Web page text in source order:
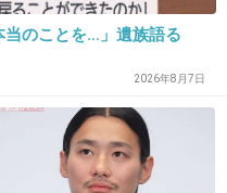
当のことを…」遺族語る
2026年8月7日